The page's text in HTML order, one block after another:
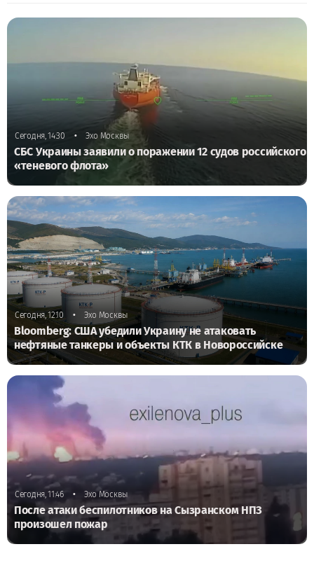
Сегодня, 14:30 • Эхо Москвы
СБС Украины заявили о поражении 12 судов российского
«теневого флота»
Сегодня, 12:10 • Эхо Москвы
Bloomberg: США убедили Украину не атаковать
нефтяные танкеры и объекты КТК в Новороссийске
Сегодня, 11:46 • Эхо Москвы
После атаки беспилотников на Сызранском НПЗ
произошел пожар